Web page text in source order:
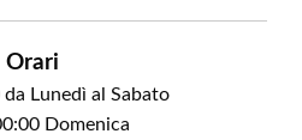
Orari
Lunedì al Sabato
Domenica